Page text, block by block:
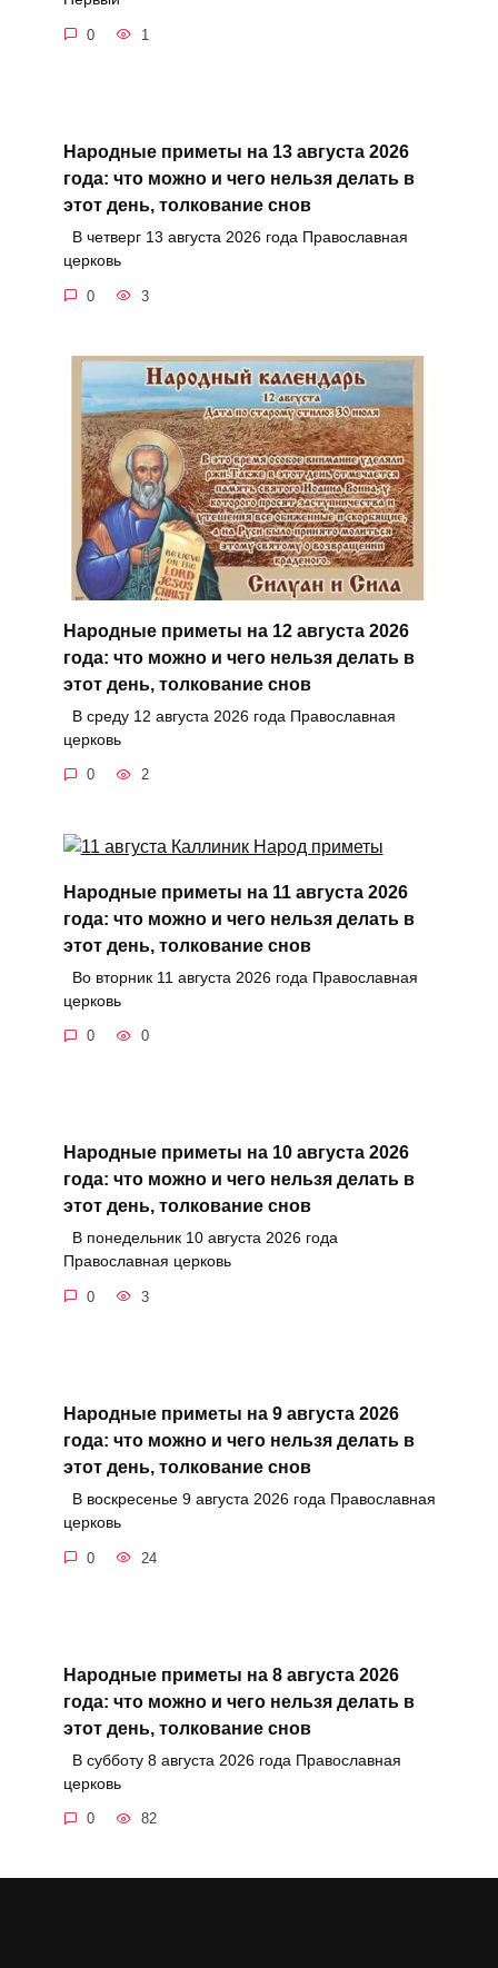
0 1
Народные приметы на 13 августа 2026
года: что можно и чего нельзя делать в
этот день, толкование снов
В четверг 13 августа 2026 года Православная
церковь
0 3
Народные приметы на 12 августа 2026
года: что можно и чего нельзя делать в
этот день, толкование снов
В среду 12 августа 2026 года Православная
церковь
0 2
Народные приметы на 11 августа 2026
года: что можно и чего нельзя делать в
этот день, толкование снов
Во вторник 11 августа 2026 года Православная
церковь
0 0
Народные приметы на 10 августа 2026
года: что можно и чего нельзя делать в
этот день, толкование снов
В понедельник 10 августа 2026 года
Православная церковь
0 3
Народные приметы на 9 августа 2026
года: что можно и чего нельзя делать в
этот день, толкование снов
В воскресенье 9 августа 2026 года Православная
церковь
0 24
Народные приметы на 8 августа 2026
года: что можно и чего нельзя делать в
этот день, толкование снов
В субботу 8 августа 2026 года Православная
церковь
0 82